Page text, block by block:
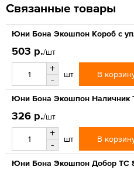
Связанные товары
Юни Бона Экошпон Короб с
503 р./шт
+
-
шт В
Юни Бона Экошпон Наличник
326 р./шт
+
-
шт В
Юни Бона Экошпон Добор ТС